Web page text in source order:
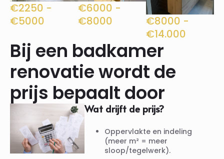
€2250 -
€5000
€6000 -
€8000
€8000 -
€14.000
Bij een badkamer
renovatie wordt de
prijs bepaalt door
Wat drijft de prijs?
Oppervlakte en indeling
(meer m² = meer
sloop/tegelwerk).